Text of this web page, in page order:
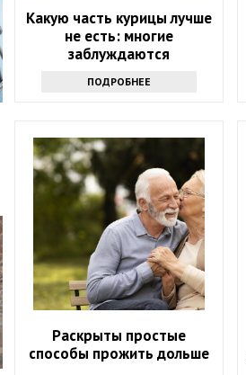
Какую часть курицы лучше
не есть: многие
заблуждаются
ПОДРОБНЕЕ
Раскрыты простые
способы прожить дольше